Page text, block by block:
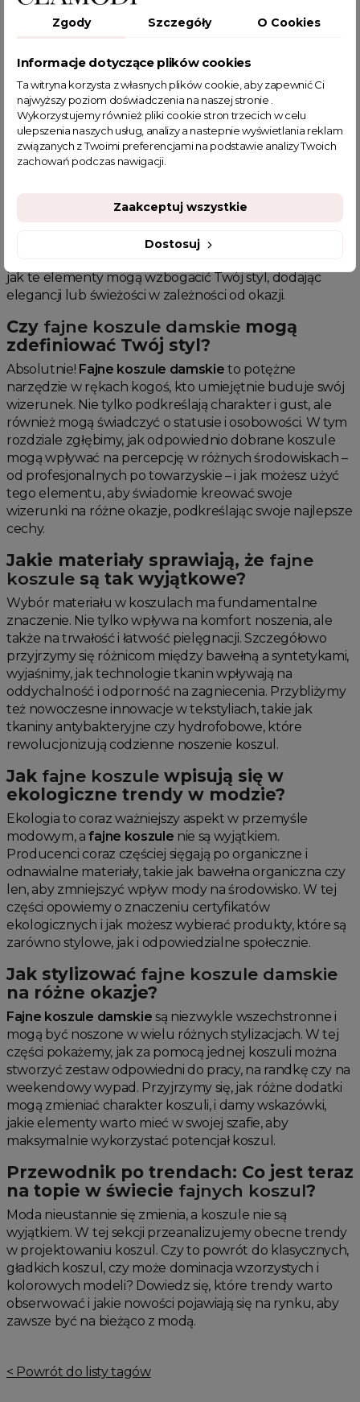
2 … 7
Rewolucja w stylu: Jak
przekształcają codzienne stroje
Fajne koszuleprzeszły długą drogę od prostych,
funkcjonalnych elementów do kluczowych akcentów
modowych w każdej garderobie. Niezależnie od tego,
czy szukasz czegoś do biura, czy na casualowe wyjście,
odmienić Twoje podejście do mody. Omówimy
przez te z ciekawymi nadrukami, aż po modele z
jak te elementy mogą wzbogacić Twój styl, dodając
elegancji lub świeżości w zależności od okazji.
Czy fajne koszule damskie mogą
zdefiniować Twój styl?
Absolutnie! Fajne koszule damskie to potężne
narzędzie w rękach kogoś, kto umiejętnie buduje swój
wizerunek. Nie tylko podkreślają charakter i gust, ale
również mogą świadczyć o statusie i osobowości. W tym
rozdziale zgłębimy, jak odpowiednio dobrane koszule
mogą wpływać na percepcję w różnych środowiskach –
od profesjonalnych po towarzyskie – i jak możesz użyć
tego elementu, aby świadomie kreować swoje
wizerunki na różne okazje, podkreślając swoje najlepsze
cechy.
Jakie materiały sprawiają, że fajne
koszule są tak wyjątkowe?
Wybór materiału w koszulach ma fundamentalne
znaczenie. Nie tylko wpływa na komfort noszenia, ale
także na trwałość i łatwość pielęgnacji. Szczegółowo
przyjrzymy się różnicom między bawełną a syntetykami,
wyjaśnimy, jak technologie tkanin wpływają na
oddychalność i odporność na zagniecenia. Przybliżymy
też nowoczesne innowacje w tekstyliach, takie jak
tkaniny antybakteryjne czy hydrofobowe, które
rewolucjonizują codzienne noszenie koszul.
Jak fajne koszule wpisują się w
ekologiczne trendy w modzie?
Ekologia to coraz ważniejszy aspekt w przemyśle
modowym, afajne koszule nie są wyjątkiem.
Producenci coraz częściej sięgają po organiczne i
odnawialne materiały, takie jak bawełna organiczna czy
len, aby zmniejszyć wpływ mody na środowisko. W tej
części opowiemy o znaczeniu certyfikatów
ekologicznych i jak możesz wybierać produkty, które są
zarówno stylowe, jak i odpowiedzialne społecznie.
Jak stylizować fajne koszule damskie
na różne okazje?
Fajne koszule damskie są niezwykle wszechstronne i
mogą być noszone w wielu różnych stylizacjach. W tej
części pokażemy, jak za pomocą jednej koszuli można
stworzyć zestaw odpowiedni do pracy, na randkę czy na
weekendowy wypad. Przyjrzymy się, jak różne dodatki
mogą zmieniać charakter koszuli, i damy wskazówki,
jakie elementy warto mieć w swojej szafie, aby
maksymalnie wykorzystać potencjał koszul.
Przewodnik po trendach: Co jest teraz
na topie w świecie fajnych koszul?
Moda nieustannie się zmienia, a koszule nie są
wyjątkiem. W tej sekcji przeanalizujemy obecne trendy
w projektowaniu koszul. Czy to powrót do klasycznych,
gładkich koszul, czy może dominacja wzorzystych i
kolorowych modeli? Dowiedz się, które trendy warto
obserwować i jakie nowości pojawiają się na rynku, aby
zawsze być na bieżąco z modą.
< Powrót do listy tagów
Zgody Szczegóły O Cookies
Informacje dotyczące plików cookies
Ta witryna korzysta z własnych plików cookie, aby zapewnić Ci
najwyższy poziom doświadczenia na naszej stronie .
Wykorzystujemy również pliki cookie stron trzecich w celu
ulepszenia naszych usług, analizy a nastepnie wyświetlania reklam
związanych z Twoimi preferencjami na podstawie analizy Twoich
zachowań podczas nawigacji.
Dostosuj
Zaakceptuj wszystkie